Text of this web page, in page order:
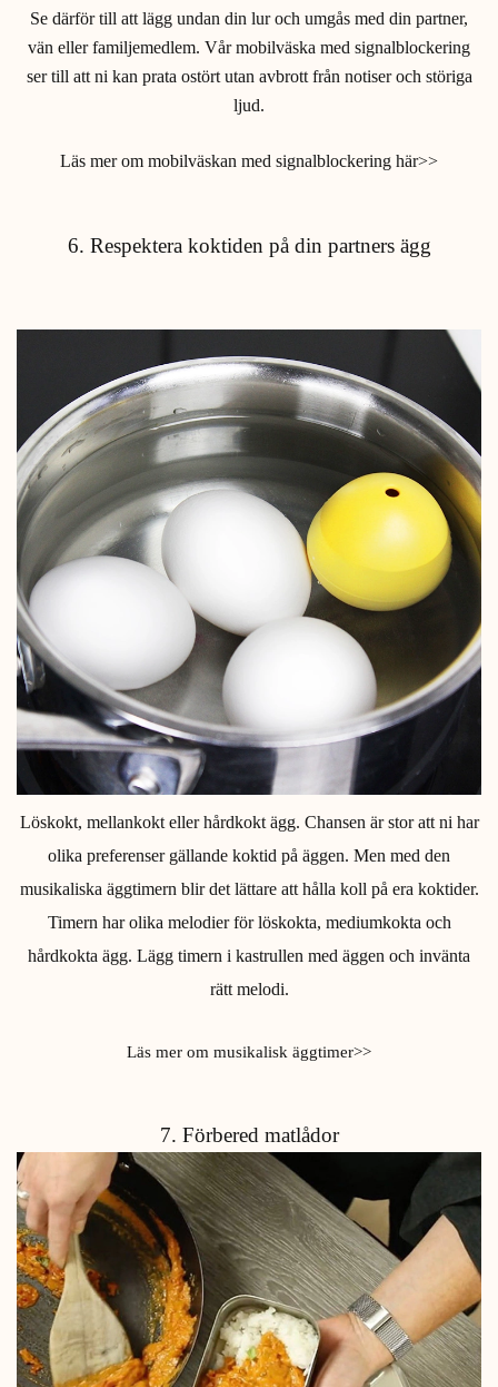
Se därför till att lägg undan din lur och umgås med din partner,
vän eller familjemedlem. Vår mobilväska med signalblockering
ser till att ni kan prata ostört utan avbrott från notiser och störiga
ljud.
Läs mer om mobilväskan med signalblockering här>>
6. Respektera koktiden på din partners ägg
Löskokt, mellankokt eller hårdkokt ägg. Chansen är stor att ni har
olika preferenser gällande koktid på äggen. Men med den
musikaliska äggtimern blir det lättare att hålla koll på era koktider.
Timern har olika melodier för löskokta, mediumkokta och
hårdkokta ägg. Lägg timern i kastrullen med äggen och invänta
rätt melodi.
Läs mer om musikalisk äggtimer>>
7. Förbered matlådor